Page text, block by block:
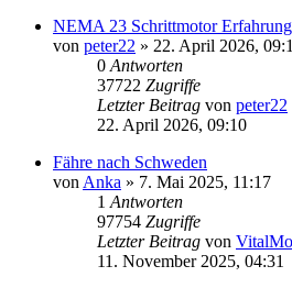
NEMA 23 Schrittmotor
von peter22 » 22. April 2026,
0 Antworten
37722 Zugriffe
Letzter Beitrag von peter22
22. April 2026, 09:10
Fähre nach Schweden
von Anka » 7. Mai 2025, 11:17
1 Antworten
97754 Zugriffe
Letzter Beitrag von
11. November 2025, 04:31